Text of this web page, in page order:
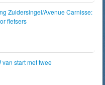
Zuidersingel/Avenue Carnisse:
fietsers
start met twee